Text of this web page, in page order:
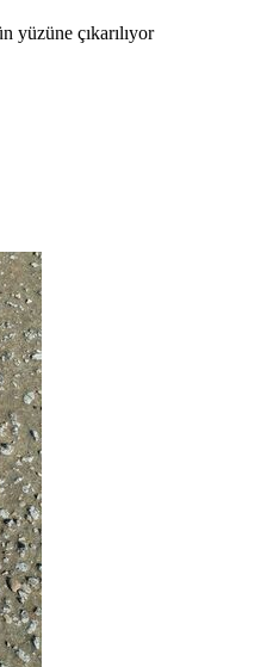
yüzüne çıkarılıyor